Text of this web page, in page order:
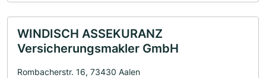
WINDISCH ASSEKURANZ
Versicherungsmakler GmbH
Rombacherstr. 16, 73430 Aalen